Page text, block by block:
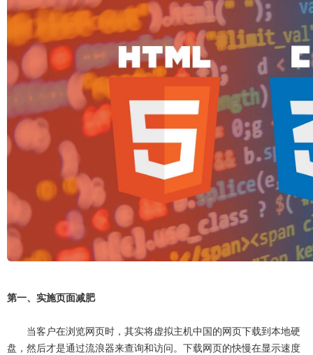
第一、实施页面减肥
当客户在浏览网页时，其实将虚拟主机中国的网页下载到本地硬
盘，然后才是通过流浪器来查询和访问。下载网页的快慢在显示速度